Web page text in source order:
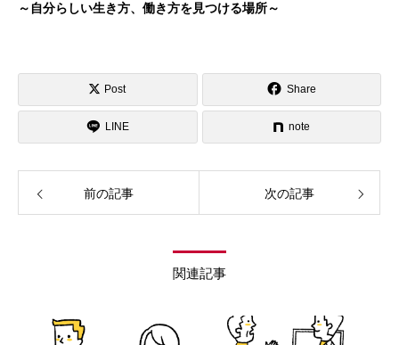
～自分らしい生き方、働き方を見つける場所～
Post Share
LINE note
前の記事 次の記事
関連記事